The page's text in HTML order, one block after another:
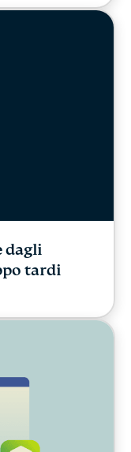
dagli
tardi